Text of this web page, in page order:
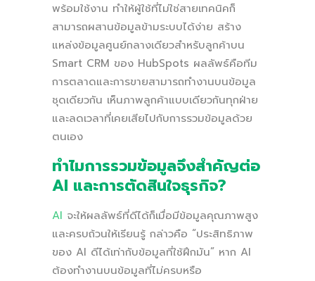
พร้อมใช้งาน ทำให้ผู้ใช้ที่ไม่ใช่สายเทคนิคก็
สามารถผสานข้อมูลข้ามระบบได้ง่าย สร้าง
แหล่งข้อมูลศูนย์กลางเดียวสำหรับลูกค้าบน
Smart CRM ของ HubSpots ผลลัพธ์คือทีม
การตลาดและการขายสามารถทำงานบนข้อมูล
ชุดเดียวกัน เห็นภาพลูกค้าแบบเดียวกันทุกฝ่าย
และลดเวลาที่เคยเสียไปกับการรวมข้อมูลด้วย
ตนเอง
ทำไมการรวมข้อมูลจึงสำคัญต่อ
AI และการตัดสินใจธุรกิจ?
AI จะให้ผลลัพธ์ที่ดีได้ก็เมื่อมีข้อมูลคุณภาพสูง
และครบถ้วนให้เรียนรู้ กล่าวคือ “ประสิทธิภาพ
ของ AI ดีได้เท่ากับข้อมูลที่ใช้ฝึกมัน” หาก AI
ต้องทำงานบนข้อมูลที่ไม่ครบหรือ